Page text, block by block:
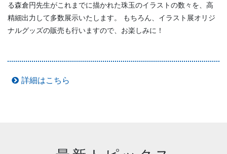
る森倉円先生がこれまでに描かれた珠玉のイラストの数々を、高
精細出力して多数展示いたします。 もちろん、イラスト展オリジ
ナルグッズの販売も行いますので、お楽しみに！
詳細はこちら